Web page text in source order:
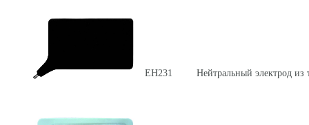
ЕН231 Нейтральный электрод